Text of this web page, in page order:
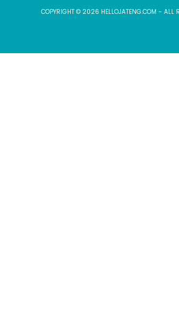
COPYRIGHT © 2026 HELLOJATENG.COM - ALL